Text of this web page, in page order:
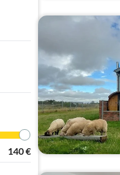
140€